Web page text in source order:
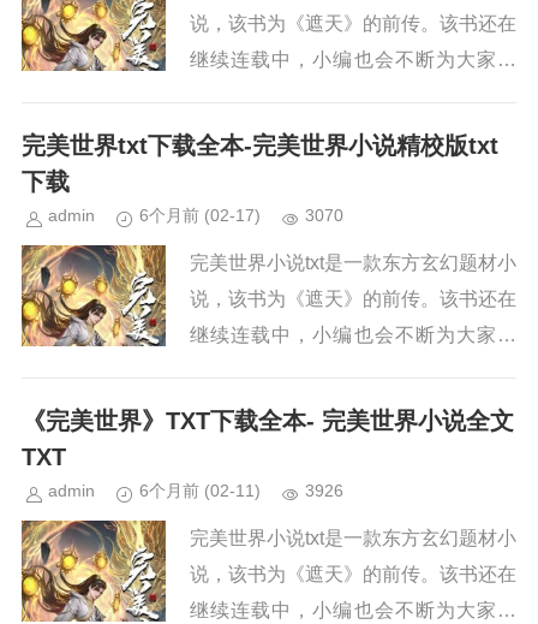
说，该书为《遮天》的前传。该书还在
继续连载中，小编也会不断为大家更
续关注本站，新章节出来，小编会第一
完美世界txt下载全本-完美世界小说精校版txt
下载
admin 6个月前 (02-17) 3070
完美世界小说txt是一款东方玄幻题材小
说，该书为《遮天》的前传。该书还在
继续连载中，小编也会不断为大家更
续关注本站，新章节出来，小编会第一
《完美世界》TXT下载全本- 完美世界小说全文
TXT
admin 6个月前 (02-11) 3926
完美世界小说txt是一款东方玄幻题材小
说，该书为《遮天》的前传。该书还在
继续连载中，小编也会不断为大家更